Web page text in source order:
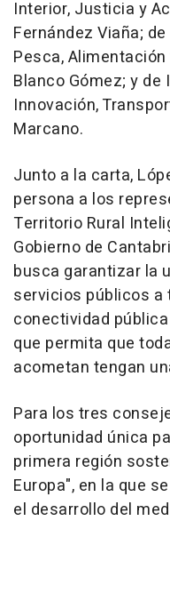
Interior, Justicia y
Fernández Viaña;
Pesca,
Blanco Gómez; y de
Innovación,
Marcano.
Junto a la carta,
persona a los
Territorio Rural
Gobierno de
busca garantizar la
servicios públicos a
conectividad
que permita que
acometan tengan
Para los tres
oportunidad única
primera región
Europa", en la que
el desarrollo del